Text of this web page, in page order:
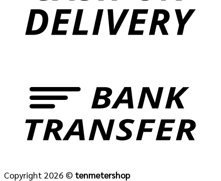
Copyright 2026 © tenmetershop